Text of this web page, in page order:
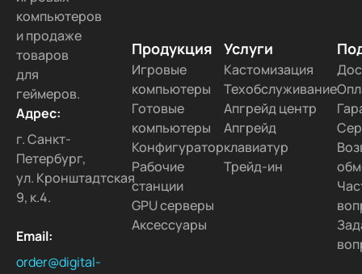
компьютеров
и продаже
товаров
для
геймеров.
Адрес:
г. Санкт-
Петербург,
ул. Кронштадтская
9, к.4.
Email:
order@digital-
Продукция
Игровые
компьютеры
Готовые
компьютеры
Конфигуратор
Рабочие
станции
GPU серверы
Аксессуары
Услуги
Кастомизация
Техобслуживание
Апгрейд центр
Апгрейд
клавиатур
Трейд-ин